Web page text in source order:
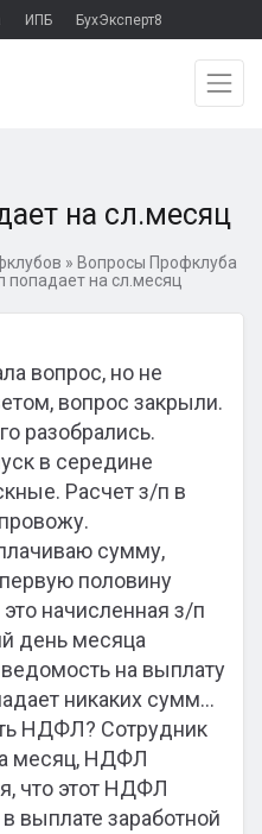
ИПБ БухЭксперт8
на сл.месяц
» Вопросы Профклуба
на сл.месяц
вопрос, но не
вопрос закрыли.
разобрались.
в середине
Расчет з/п в
сумму,
половину
начисленная з/п
день месяца
на выплату
никаких сумм…
НДФЛ? Сотрудник
месяц, НДФЛ
что этот НДФЛ
выплате заработной